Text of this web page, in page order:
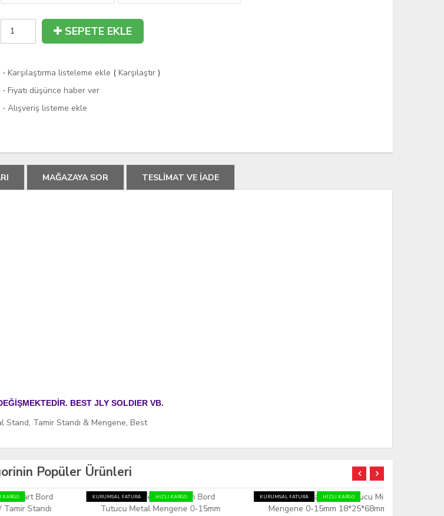
SEPETE EKLE
·Karşılaştırma listeleme ekle (Karşılaştır )
·Fiyatı düşünce haber ver
·Alışveriş listeme ekle
MAĞAZAYA SOR TESLİMAT VE İADE
BEST JLY SOLDIER VB.
Stand, Tamir Standı & Mengene, Best
Popüler Ürünleri
KURUMSAL FATURA HIZLI KARGO KURUMSAL FATURA HIZLI KARGO